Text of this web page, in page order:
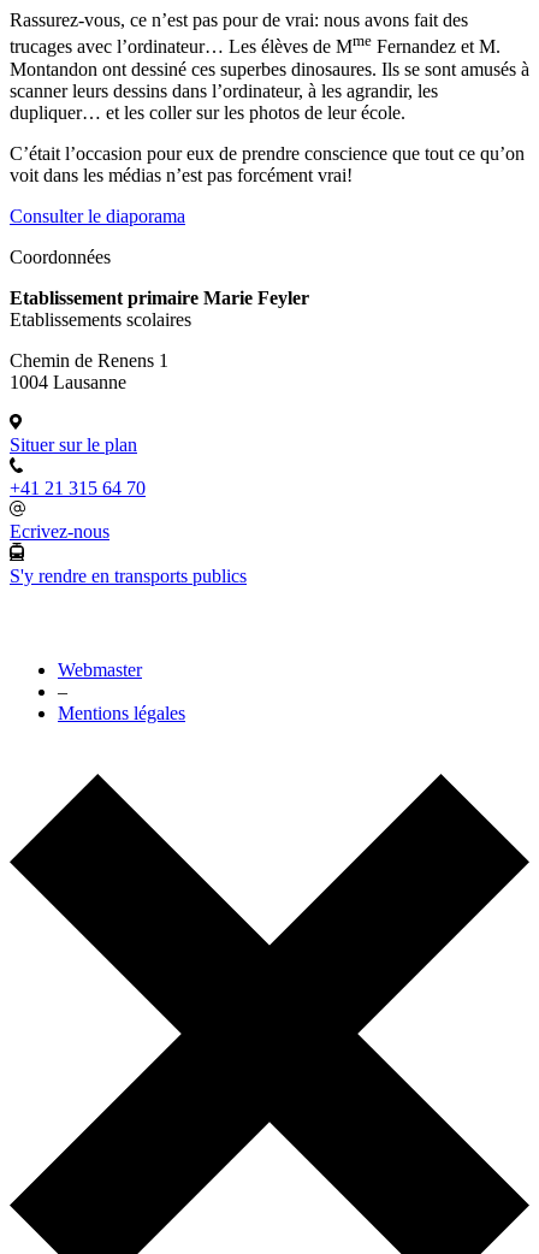
Rassurez-vous, ce n’est pas pour de vrai: nous avons fait des
trucages avec l’ordinateur… Les élèves de Mme Fernandez et M.
Montandon ont dessiné ces superbes dinosaures. Ils se sont amusés à
scanner leurs dessins dans l’ordinateur, à les agrandir, les
dupliquer… et les coller sur les photos de leur école.
C’était l’occasion pour eux de prendre conscience que tout ce qu’on
voit dans les médias n’est pas forcément vrai!
Consulter le diaporama
Coordonnées
Etablissement primaire Marie Feyler
Etablissements scolaires
Chemin de Renens 1
1004 Lausanne
Situer sur le plan
+41 21 315 64 70
Ecrivez-nous
S'y rendre en transports publics
Webmaster
–
Mentions légales